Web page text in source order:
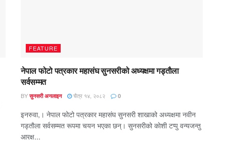
FEATURE
नेपाल फोटो पत्रकार महासंघ सुनसरीको अध्यक्षमा गड्ताैला
सर्वसम्मत
BY सुनसरी अनलाइन चैत्र १४, २०८२ 0
इनरुवा,। नेपाल फोटो पत्रकार महासंघ सुनसरी शाखाको अध्यक्षमा नवीन
गड्ताैला सर्वसम्मत रूपमा चयन भएका छन्। सुनसरीको काेशी टप्पु वन्यजन्तु
आरक्ष...